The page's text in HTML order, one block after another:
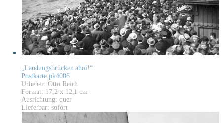
„Landungsbrücken ahoi!“
Postkarte pk4006
Urheber: Otto Reich
Format: 17,2 x 12,1 cm
Ausrichtung: quer
Lieferbar: sofort